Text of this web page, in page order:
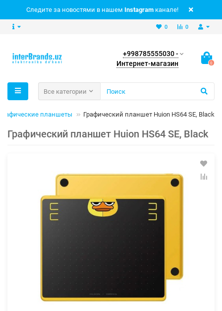
Следите за новостями в нашем Instagram канале!
0
0
+998785555030 -
Интернет-магазин
0
Все категории
планшеты Графический планшет Huion HS64 SE, Black
Графический планшет Huion HS64 SE, Black